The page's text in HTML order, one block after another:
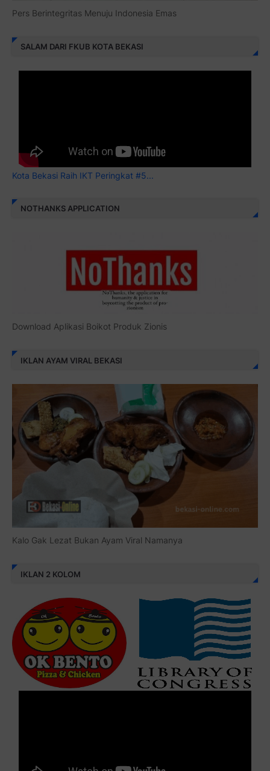
Pers Berintegritas Menuju Indonesia Emas
SALAM DARI FKUB KOTA BEKASI
Kota Bekasi Raih IKT Peringkat #5...
NOTHANKS APPLICATION
Download Aplikasi Boikot Produk Zionis
IKLAN AYAM VIRAL BEKASI
Kalo Gak Lezat Bukan Ayam Viral Namanya
IKLAN 2 KOLOM